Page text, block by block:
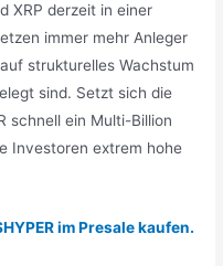
XRP derzeit in einer
immer mehr Anleger
strukturelles Wachstum
sind. Setzt sich die
schnell ein Multi-Billion
Investoren extrem hohe
im Presale kaufen.